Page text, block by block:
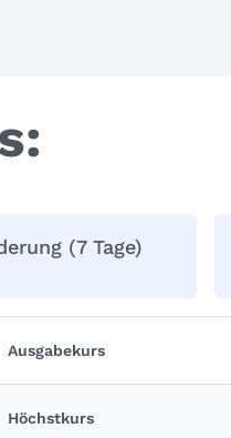
(7 Tage)
Ausgabekurs
Höchstkurs